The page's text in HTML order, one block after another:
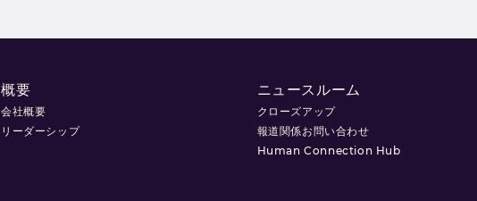
概要
会社概要
リーダーシップ
ニュースルーム
クローズアップ
報道関係お問い合わせ
Human Connection Hub